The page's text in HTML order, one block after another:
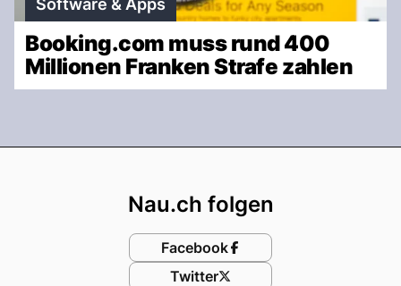
Software & Apps
Booking.com muss rund 400
Millionen Franken Strafe zahlen
Nau.ch folgen
Facebook
Twitter